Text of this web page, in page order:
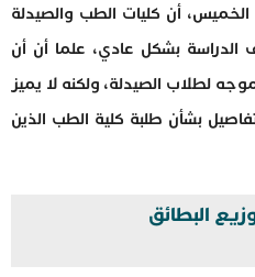
الخميس، أن كليات الطب والصيدلة
الدراسة بشكل عادي، علما أن أن
لطلاب الصيدلة، ولكنه لا يميز
بشأن طلبة كلية الطب الذين
البطائق